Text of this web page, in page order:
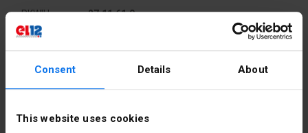
Consent Details About
This website uses cookies
PKWIU 27.11.61.0
Liczba
przełączania
2